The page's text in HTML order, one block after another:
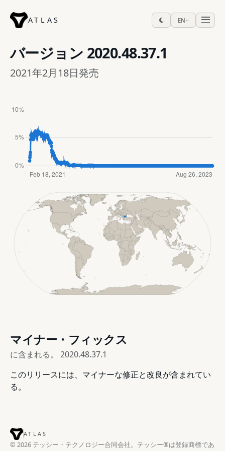
ATLAS EN
バージョン 2020.48.37.1
2021年2月18日発売
マイナー・フィックス
に含まれる。 2020.48.37.1
このリリースには、マイナーな修正と改良が含まれてい
る。
ATLAS
© 2026 テッシー・テクノロジー合同会社。テッシー®は登録商標であ